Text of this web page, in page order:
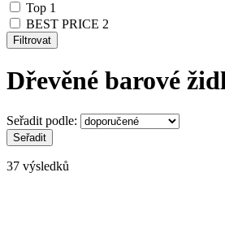
Top 1
BEST PRICE 2
Dřevěné barové
Seřadit podle:
37 výsledků